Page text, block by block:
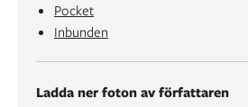
Pocket
Inbunden
Ladda ner foton av författaren